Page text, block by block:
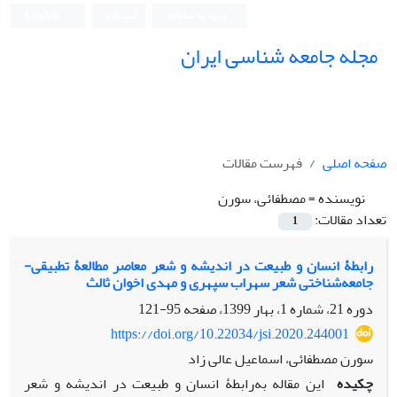
مجله جامعه شناسی ایران
صفحه اصلی
فهرست مقالات
نویسنده =مصطفائی، سورن
تعداد مقالات:
1
رابطۀ انسان و طبیعت در اندیشه و شعر معاصر مطالعۀ تطبیقی-
جامعه‌شناختی شعر سهراب سپهری و مهدی اخوان ثالث
دوره 21، شماره 1، بهار 1399، صفحه
95-121
https://doi.org/10.22034/jsi.2020.244001
سورن مصطفائی، اسماعیل عالی زاد
چکیده این مقاله به‌رابطۀ انسان و طبیعت در اندیشه و شعر